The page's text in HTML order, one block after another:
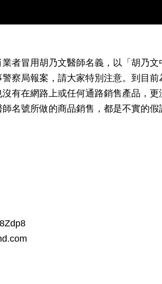
者冒用胡乃文醫師名義，以「胡乃
察局報案，請大家特別注意。到目
有在網路上或任何通路銷售產品，更
名號所做的商品銷售，都是不實的